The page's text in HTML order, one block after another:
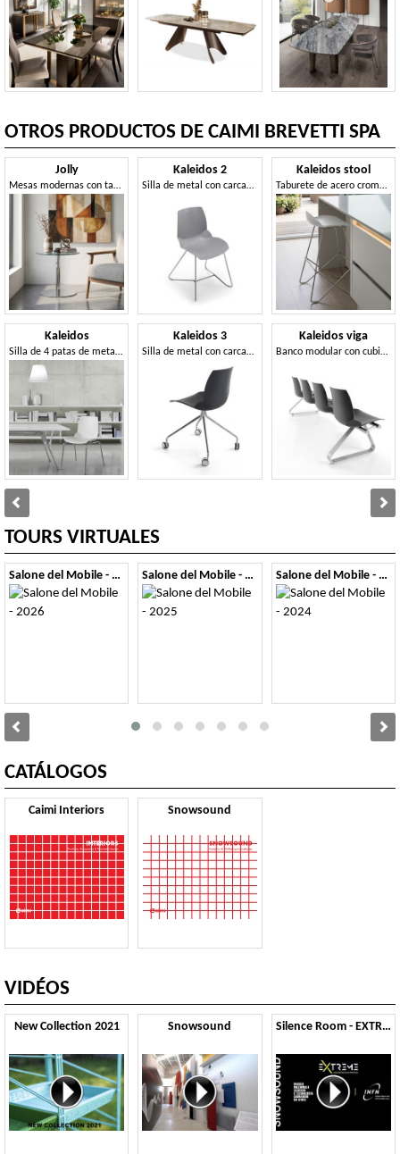
OTROS PRODUCTOS DE CAIMI BREVETTI SPA
Jolly
Mesas modernas con tapa laminada, para Hoteles
Kaleidos
Silla de 4 patas de metal, recubierta de un particular tecnopolímero
Kaleidos 2
Silla de metal con carcasa de tecnopolímero, para uso contract
Kaleidos 3
Silla de metal con carcasa de tecnopolímero, con ruedas
Kaleidos stool
Taburete de acero cromado con asiento de plástico
Kaleidos viga
Banco modular con cubierta de polímero, para salas de espera
TOURS VIRTUALES
Salone del Mobile - 2026 Salone del Mobile - 2025 Salone del Mobile - 2024
CATÁLOGOS
Caimi Interiors Snowsound
VIDÉOS
New Collection 2021 Snowsound Silence Room - EXTREME